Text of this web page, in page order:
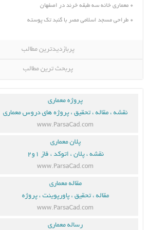
معماری خانه سه طبقه خرند در اصفهان
طراحی مسجد اسلامی مصر با گنبد تک پوسته
پربازدیدترین مطالب
پربحث ترین مطالب
پروژه معماری
نقشه ، مقاله ، تحقیق ، پروژه های دروس معماری
www.ParsaCad.com
پلان معماری
نقشه ، پلان ، اتوکد ، فاز ۱و۲
www.ParsaCad.com
مقاله معماری
مقاله ، تحقیق ، پاورپوینت ، پروژه
www.ParsaCad.com
رساله معماری